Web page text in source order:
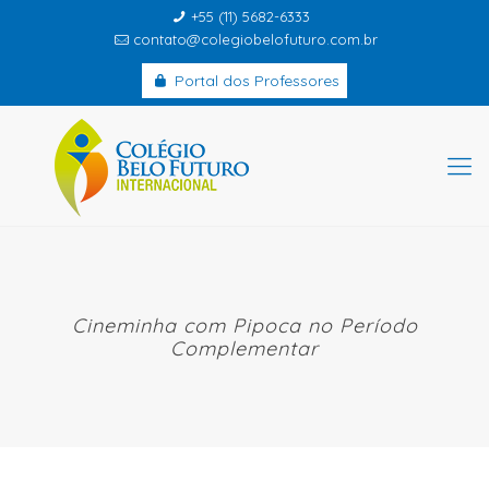
+55 (11) 5682-6333
contato@colegiobelofuturo.com.br
Portal dos Professores
Cineminha com Pipoca no Período
Complementar